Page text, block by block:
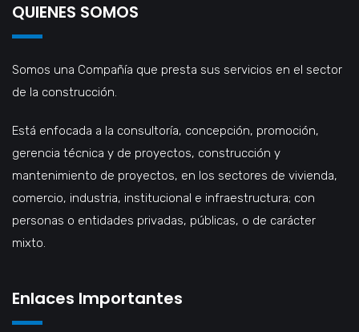
QUIENES SOMOS
Somos una Compañía que presta sus servicios en el sector
de la construcción.
Está enfocada a la consultoría, concepción, promoción,
gerencia técnica y de proyectos, construcción y
mantenimiento de proyectos, en los sectores de vivienda,
comercio, industria, institucional e infraestructura; con
personas o entidades privadas, públicas, o de carácter
mixto.
Enlaces Importantes